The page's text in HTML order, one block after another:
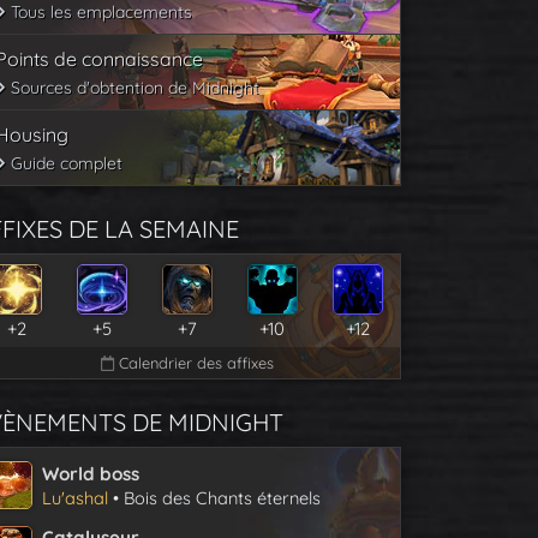
Tous les emplacements
de connaissance
Sources d'obtention de Midnight
Guide complet
DE LA SEMAINE
+2 +5 +7 +10 +12
Calendrier des affixes
DE MIDNIGHT
World boss
Lu'ashal • Bois des Chants éternels